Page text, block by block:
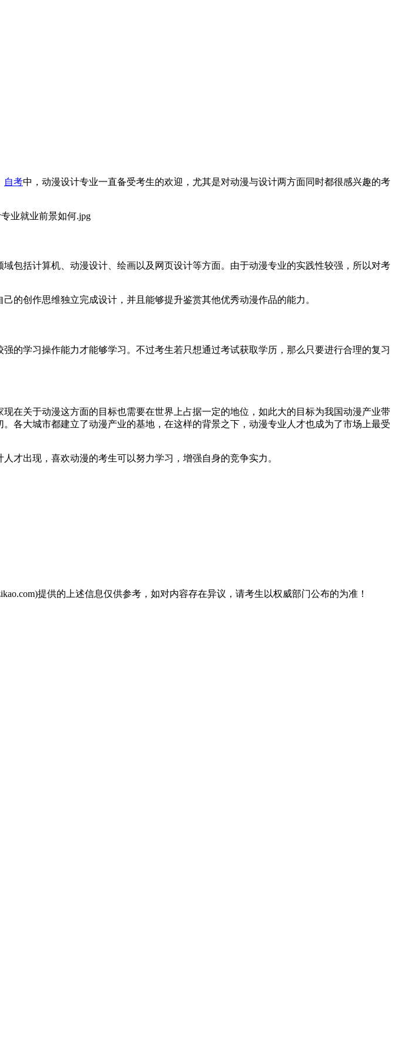
自考中，动漫设计专业一直备受考生的欢迎，尤其是对动漫与设计两方面同时都很感兴趣的考
包括计算机、动漫设计、绘画以及网页设计等方面。由于动漫专业的实践性较强，所以对考
的创作思维独立完成设计，并且能够提升鉴赏其他优秀动漫作品的能力。
的学习操作能力才能够学习。不过考生若只想通过考试获取学历，那么只要进行合理的复习
在关于动漫这方面的目标也需要在世界上占据一定的地位，如此大的目标为我国动漫产业带
各大城市都建立了动漫产业的基地，在这样的背景之下，动漫专业人才也成为了市场上最受
才出现，喜欢动漫的考生可以努力学习，增强自身的竞争实力。
提供的上述信息仅供参考，如对内容存在异议，请考生以权威部门公布的为准！